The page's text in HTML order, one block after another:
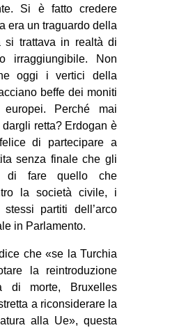
Si è fatto credere
era un traguardo della
si trattava in realtà di
irraggiungibile. Non
oggi i vertici della
beffe dei moniti
Perché mai
retta? Erdogan è
di partecipare a
senza finale che gli
di fare quello che
la società civile, i
partiti dell’arco
in Parlamento.
che «se la Turchia
la reintroduzione
di morte, Bruxelles
a riconsiderare la
alla Ue», questa